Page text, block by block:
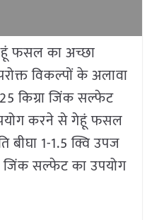
फसल का अच्छा
विकल्पों के अलावा
25 किग्रा जिंक सल्फेट
करने से गेहूं फसल
1-1.5 क्वि उपज
जिंक सल्फेट का उपयोग